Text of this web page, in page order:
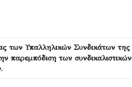
των Υπαλληλικών Συνδικάτων της
παρεμπόδιση των συνδικαλιστικών